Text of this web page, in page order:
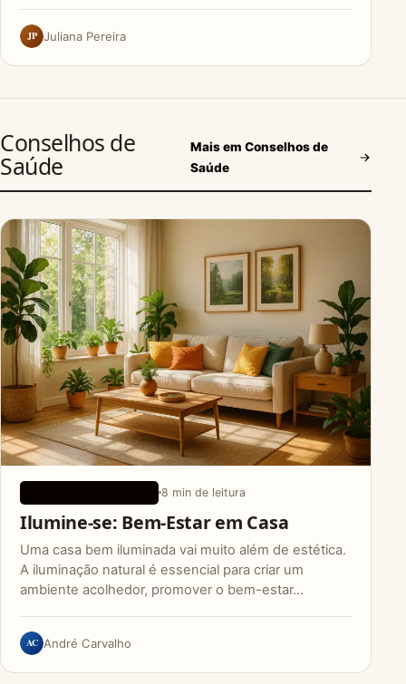
JP Juliana Pereira
Conselhos de
Saúde
Mais em Conselhos de
Saúde
8 min de leitura
Ilumine-se: Bem-Estar em Casa
Uma casa bem iluminada vai muito além de estética.
A iluminação natural é essencial para criar um
ambiente acolhedor, promover o bem-estar…
AC André Carvalho